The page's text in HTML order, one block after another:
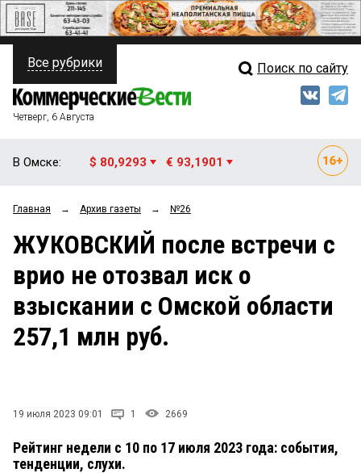
ПОЛИТИКА
ФИНАНСЫ
ОБЩЕСТВО
ЗАКОН
НОВОСТИ КОМПАНИЙ
ПРОИСШЕСТВИЯ
Свежий выпуск
Рейтинги
Блоги
Архив
Все рубрики Поиск по сайту
Четверг, 6 Августа
В Омске: $ 80,9293 € 93,1901
Главная → Архив газеты → №26
ЖУКОВСКИЙ после встречи с
врио не отозвал иск о
взыскании с Омской области
257,1 млн руб.
19 июля 2023 09:01 1 2669
Рейтинг недели с 10 по 17 июля 2023 года: события,
тенденции, слухи.